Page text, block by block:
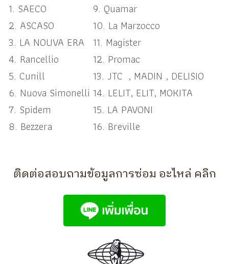
1. SAECO
9. Quamar
2. ASCASO
10. La Marzocco
3. LA NOUVA ERA 11. Magister
4. Rancellio
12. Promac
5. Cunill
13. JTC , MADIN , DELISIO
6. Nuova Simonelli 14. LELIT, ELIT, MOKITA
7. Spidem
15. LA PAVONI
8. Bezzera
16. Breville
ติดต่อสอบถามข้อมูลการซ่อม อะไหล่ คลิก